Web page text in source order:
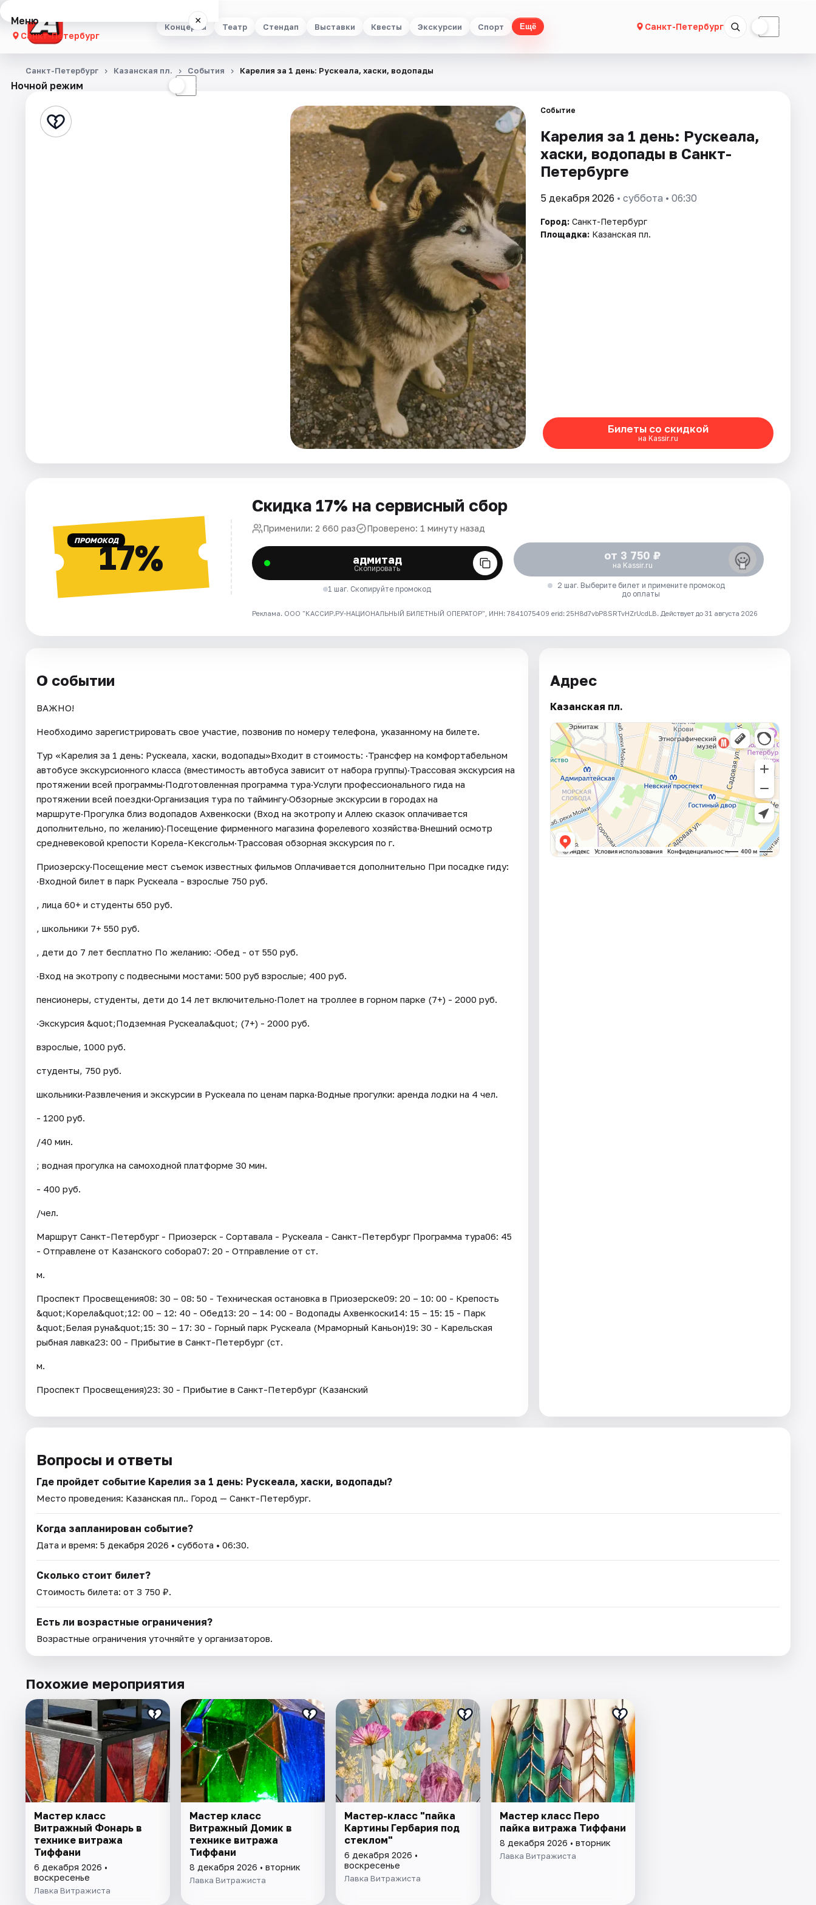
Концерты Театр Стендап Выставки Квесты Экскурсии Спорт Ещё Санкт-Петербург ☾
Меню ×
Санкт-Петербург
Концерты
Стендап
Ночной режим ☾
Санкт-Петербург Казанская пл. События Карелия за 1 день: Рускеала, хаски, водопады
Событие
Карелия за 1 день: Рускеала,
хаски, водопады в Санкт-
Петербурге
5 декабря 2026 • суббота • 06:30
Город: Санкт-Петербург
Площадка: Казанская пл.
Билеты со скидкой
на Kassir.ru
ПРОМОКОД17%
Скидка 17% на сервисный сбор
Применили: 2 660 раз Проверено: 1 минуту назад
адмитад
Скопировать
1 шаг. Скопируйте промокод
от 3 750 ₽
на Kassir.ru
2 шаг. Выберите билет и примените промокод
до оплаты
Реклама. ООО "КАССИР.РУ-НАЦИОНАЛЬНЫЙ БИЛЕТНЫЙ ОПЕРАТОР", ИНН: 7841075409 erid: 25H8d7vbP8SRTvHZrUcdLB. Действует до 31 августа 2026
О событии
ВАЖНО!
Необходимо зарегистрировать свое участие, позвонив по номеру телефона, указанному на билете.
Тур «Карелия за 1 день: Рускеала, хаски, водопады»Входит в стоимость: ·Трансфер на комфортабельном
автобусе экскурсионного класса (вместимость автобуса зависит от набора группы)·Трассовая экскурсия на
протяжении всей программы·Подготовленная программа тура·Услуги профессионального гида на
протяжении всей поездки·Организация тура по таймингу·Обзорные экскурсии в городах на
маршруте·Прогулка близ водопадов Ахвенкоски (Вход на экотропу и Аллею сказок оплачивается
дополнительно, по желанию)·Посещение фирменного магазина форелевого хозяйства·Внешний осмотр
средневековой крепости Корела-Кексгольм·Трассовая обзорная экскурсия по г.
Приозерску·Посещение мест съемок известных фильмов Оплачивается дополнительно При посадке гиду:
·Входной билет в парк Рускеала - взрослые 750 руб.
, лица 60+ и студенты 650 руб.
, школьники 7+ 550 руб.
, дети до 7 лет бесплатно По желанию: ·Обед - от 550 руб.
·Вход на экотропу с подвесными мостами: 500 руб взрослые; 400 руб.
пенсионеры, студенты, дети до 14 лет включительно·Полет на троллее в горном парке (7+) - 2000 руб.
·Экскурсия &quot;Подземная Рускеала&quot; (7+) - 2000 руб.
взрослые, 1000 руб.
студенты, 750 руб.
школьники·Развлечения и экскурсии в Рускеала по ценам парка·Водные прогулки: аренда лодки на 4 чел.
- 1200 руб.
/40 мин.
; водная прогулка на самоходной платформе 30 мин.
- 400 руб.
/чел.
Маршрут Санкт-Петербург - Приозерск - Сортавала - Рускеала - Санкт-Петербург Программа тура06: 45
- Отправлене от Казанского собора07: 20 - Отправление от ст.
м.
Проспект Просвещения08: 30 – 08: 50 - Техническая остановка в Приозерске09: 20 – 10: 00 - Крепость
&quot;Корела&quot;12: 00 – 12: 40 - Обед13: 20 – 14: 00 - Водопады Ахвенкоски14: 15 – 15: 15 - Парк
&quot;Белая руна&quot;15: 30 – 17: 30 - Горный парк Рускеала (Мраморный Каньон)19: 30 - Карельская
рыбная лавка23: 00 - Прибытие в Санкт-Петербург (ст.
м.
Проспект Просвещения)23: 30 - Прибытие в Санкт-Петербург (Казанский
Адрес
Казанская пл.
Вопросы и ответы
Где пройдет событие Карелия за 1 день: Рускеала, хаски, водопады?
Место проведения: Казанская пл.. Город — Санкт-Петербург.
Когда запланирован событие?
Дата и время: 5 декабря 2026 • суббота • 06:30.
Сколько стоит билет?
Стоимость билета: от 3 750 ₽.
Есть ли возрастные ограничения?
Возрастные ограничения уточняйте у организаторов.
Похожие мероприятия
Мастер класс
Витражный Фонарь в
технике витража
Тиффани
6 декабря 2026 •
воскресенье
Лавка Витражиста
Мастер класс
Витражный Домик в
технике витража
Тиффани
8 декабря 2026 • вторник
Лавка Витражиста
Мастер-класс "пайка
Картины Гербария под
стеклом"
6 декабря 2026 •
воскресенье
Лавка Витражиста
Мастер класс Перо
пайка витража Тиффани
8 декабря 2026 • вторник
Лавка Витражиста